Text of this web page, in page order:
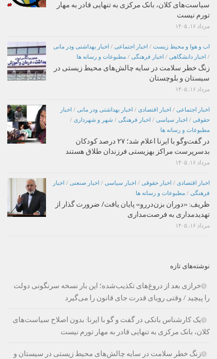
سیاست‌های کلان، بانک مرکزی به تنهایی قادر به مهار
تورم نیست
مرداد ۱۶, ۱۴۰۵
اب و هوا و محیط زیست / اخبار اجتماعی / اخبار بهداشتی ودر مانی
/ اخبار دانشگاهی / اخبار فرهنگی / مطبوعات و رسانه ها
زنگ خطر سلامت در سایه چالش‌های محیط زیستی در
سیستان و بلوچستان
مرداد ۱۶, ۱۴۰۵
اخبار اجتماعی / اخبار اقتصادی / اخبار بهداشتی ودر مانی / اخبار
حقوقی / اخبار سیاسی / اخبار فرهنگی / شهر و شهرداری /
مطبوعات و رسانه ها
در گفت‌وگو با ایرنا اعلام شد؛ ۲۷ درصد کودکان
بدسرپرست مراکز بهزیستی فرزندان طلاق هستند
مرداد ۱۶, ۱۴۰۵
اخبار اقتصادی / اخبار حقوقی / اخبار سیاسی / اخبار صنعتی / اخبار
فرهنگی / مطبوعات و رسانه ها
ظریف: «دوران بزن‌دررو» پایان یافت/ ضرورت گذار از
تهدیدمداری به فرصت‌مداری
مرداد ۱۶, ۱۴۰۵
نوشته‌های تازه
خرازی بعد از دروغ‌های تکذیب‌شده؛ این بار نسخه سرنگونی دولت
را پیچید / وقتی رویای قدرت جای قانون را می‌گیرد
یک کارشناس بانکی در گفت و گو با ایرنا: بدون اصلاح سیاست‌های
کلان، بانک مرکزی به تنهایی قادر به مهار تورم نیست
زنگ خطر سلامت در سایه چالش‌های محیط زیستی در سیستان و